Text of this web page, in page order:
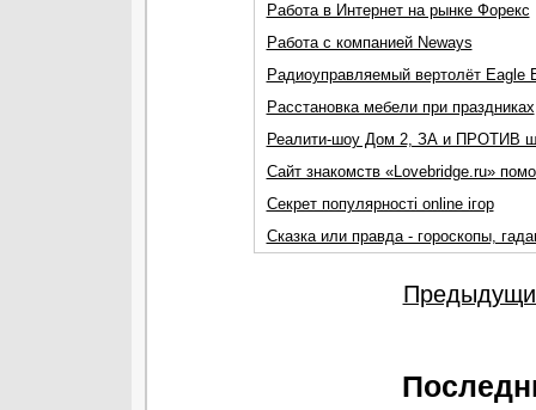
Работа в Интернет на рынке Форекс
Работа с компанией Neways
Радиоуправляемый вертолёт Eagle
Расстановка мебели при праздниках
Реалити-шоу Дом 2, ЗА и ПРОТИВ
Сайт знакомств «Lovebridge.ru»
Секрет популярності online ігор
Сказка или правда - гороскопы,